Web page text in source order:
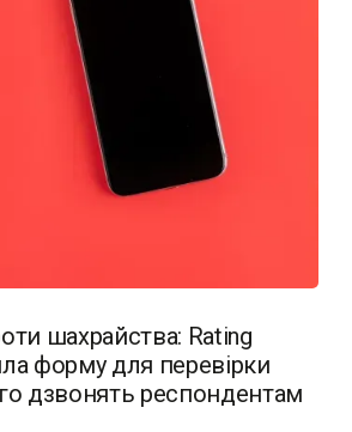
шахрайства: Rating
форму для перевірки
дзвонять респондентам